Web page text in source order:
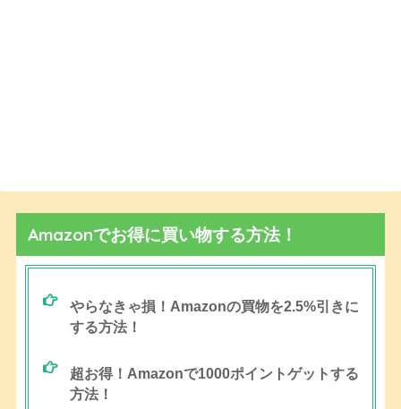
Amazonでお得に買い物する方法！
やらなきゃ損！Amazonの買物を2.5%引きに
する方法！
超お得！Amazonで1000ポイントゲットする
方法！